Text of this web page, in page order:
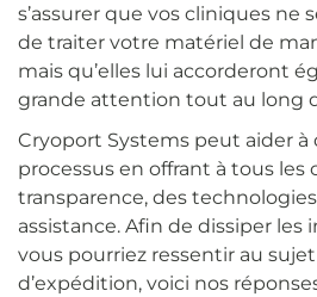
s’assurer que vos cliniques ne
de traiter votre matériel de
mais qu’elles lui accorderont
grande attention tout au long
Cryoport Systems peut aider à
processus en offrant à tous les
transparence, des
assistance. Afin de dissiper
vous pourriez ressentir au
d’expédition, voici nos